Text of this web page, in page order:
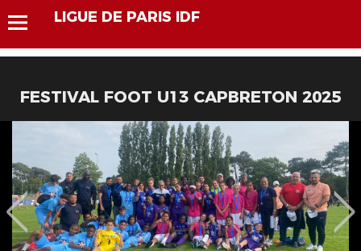
LIGUE DE PARIS IDF
FESTIVAL FOOT U13 CAPBRETON 2025